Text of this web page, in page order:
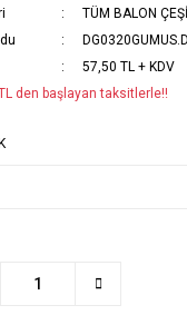
TÜM BALON
DG0320GUMUS.D
57,50 TL + KDV
den başlayan taksitlerle!!